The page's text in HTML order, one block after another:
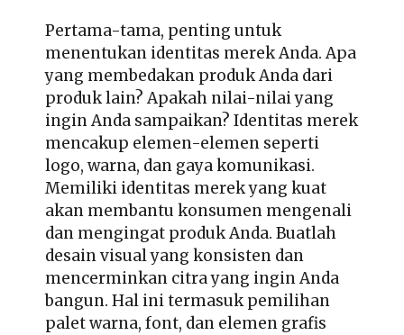
Pertama-tama, penting untuk
menentukan identitas merek Anda. Apa
yang membedakan produk Anda dari
produk lain? Apakah nilai-nilai yang
ingin Anda sampaikan? Identitas merek
mencakup elemen-elemen seperti
logo, warna, dan gaya komunikasi.
Memiliki identitas merek yang kuat
akan membantu konsumen mengenali
dan mengingat produk Anda. Buatlah
desain visual yang konsisten dan
mencerminkan citra yang ingin Anda
bangun. Hal ini termasuk pemilihan
palet warna, font, dan elemen grafis